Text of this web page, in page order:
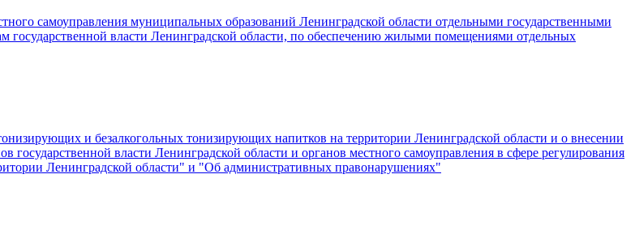
самоуправления муниципальных образований Ленинградской области отдельными государственными
власти Ленинградской области, по обеспечению жилыми помещениями отдельных
и безалкогольных тонизирующих напитков на территории Ленинградской области и о внесении
власти Ленинградской области и органов местного самоуправления в сфере регулирования
Ленинградской области" и "Об административных правонарушениях"